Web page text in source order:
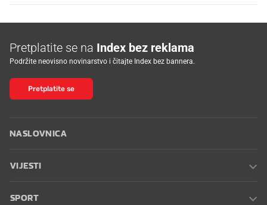
Pretplatite se na Index bez reklama
Podržite neovisno novinarstvo i čitajte Index bez bannera.
Pretplatite se
NASLOVNICA
VIJESTI
SPORT